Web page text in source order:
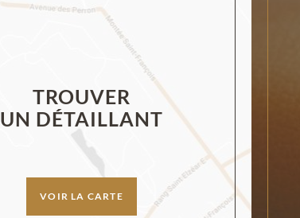
TROUVER
UN DÉTAILLANT
VOIR LA CARTE